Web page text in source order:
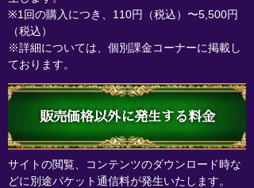
※1回の購入につき、110円（税込）〜5,500円
（税込）
※詳細については、個別課金コーナーに掲載し
ております。
販売価格以外に発生する料金
サイトの閲覧、コンテンツのダウンロード時な
どに別途パケット通信料が発生いたします。